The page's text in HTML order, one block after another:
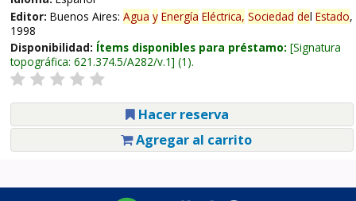
Editor: Buenos Aires: Agua y Energía Eléctrica, Sociedad del Estado,
1998
Disponibilidad: Ítems disponibles para préstamo: Signatura
topográfica: 621.374.5/A282/v.1 (1).
Hacer reserva
Agregar al carrito